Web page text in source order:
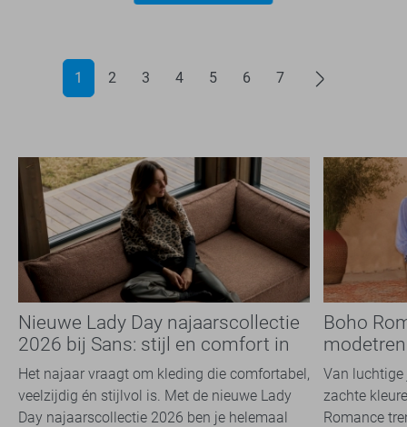
1 2 3 4 5 6 7
Nieuwe Lady Day najaarscollectie
2026 bij Sans: stijl en comfort in
travelkwaliteit
Het najaar vraagt om kleding die comfortabel,
veelzijdig én stijlvol is. Met de nieuwe Lady
Day najaarscollectie 2026 ben je helemaal
Boho
overal
Van luchtige
zachte
Romance